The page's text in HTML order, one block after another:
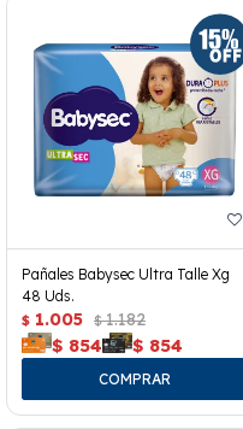
Pañales Babysec Ultra Talle Xg
48 Uds.
$ 1.005 $ 1.182
$ 854 $ 854